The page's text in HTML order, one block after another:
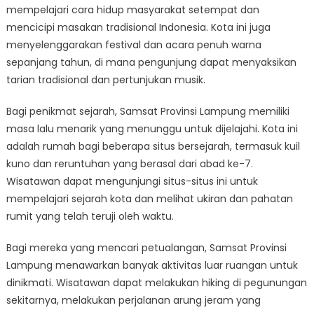
mempelajari cara hidup masyarakat setempat dan
mencicipi masakan tradisional Indonesia. Kota ini juga
menyelenggarakan festival dan acara penuh warna
sepanjang tahun, di mana pengunjung dapat menyaksikan
tarian tradisional dan pertunjukan musik.
Bagi penikmat sejarah, Samsat Provinsi Lampung memiliki
masa lalu menarik yang menunggu untuk dijelajahi. Kota ini
adalah rumah bagi beberapa situs bersejarah, termasuk kuil
kuno dan reruntuhan yang berasal dari abad ke-7.
Wisatawan dapat mengunjungi situs-situs ini untuk
mempelajari sejarah kota dan melihat ukiran dan pahatan
rumit yang telah teruji oleh waktu.
Bagi mereka yang mencari petualangan, Samsat Provinsi
Lampung menawarkan banyak aktivitas luar ruangan untuk
dinikmati. Wisatawan dapat melakukan hiking di pegunungan
sekitarnya, melakukan perjalanan arung jeram yang